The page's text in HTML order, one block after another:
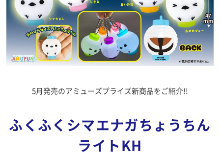
5月発売のアミューズプライズ新商品をご紹介!!
ふくふくシマエナガちょうちん
ライトKH